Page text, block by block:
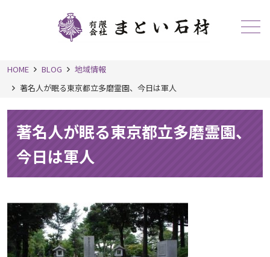
メニュー
HOME BLOG
地域情報
著名人が眠る東京都立多磨霊園、今日は軍人
著名人が眠る東京都立多磨霊園、
今日は軍人